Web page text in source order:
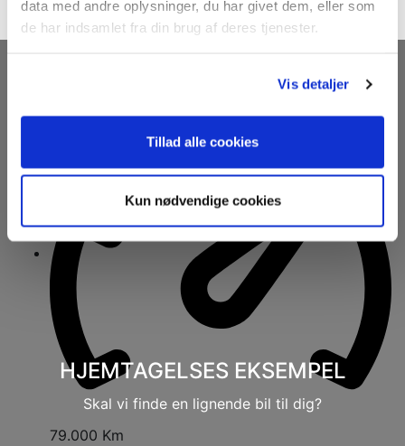
data med andre oplysninger, du har givet dem, eller som
de har indsamlet fra din brug af deres tjenester.
Vis detaljer
Tillad alle cookies
Kun nødvendige cookies
HJEMTAGELSES EKSEMPEL
Skal vi finde en lignende bil til dig?
79.000 Km